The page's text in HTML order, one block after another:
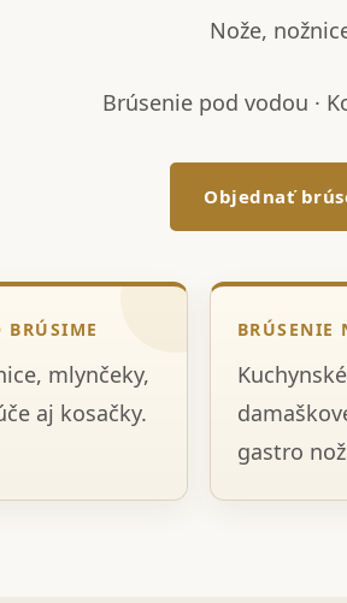
Nože,
Brúsenie pod vodou ·
Objednať
BRÚSIME
mlynčeky,
aj kosačky.
BRÚSENIE
gastro